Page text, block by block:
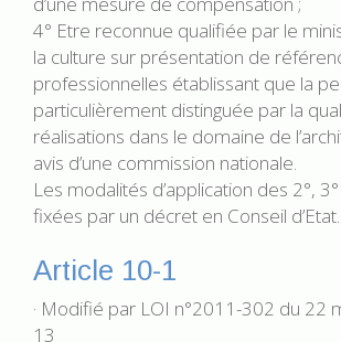
4° Etre reconnue qualifiée par le
la culture sur présentation de
professionnelles établissant que la
particulièrement distinguée par la
réalisations dans le domaine de
avis d’une commission nationale.
Les modalités d’application des 2°,
fixées par un décret en Conseil d’Etat.
Article 10-1
· Modifié par LOI n°2011-302 du 22
13